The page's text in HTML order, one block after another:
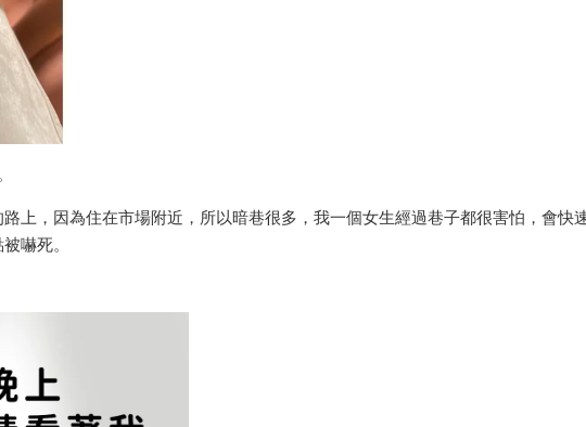
上，因為住在市場附近，所以暗巷很多，我一個女生經過巷子都很害怕，會
嚇死。